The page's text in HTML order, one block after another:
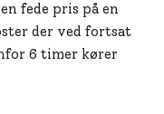
fede pris på en
der ved fortsat
6 timer kører